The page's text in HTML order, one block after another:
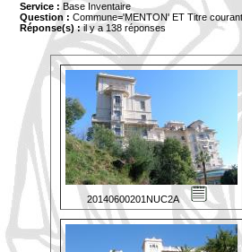
Service : Base Inventaire
Question : Commune='MENTON' ET Titre
Réponse(s) :il y a 138 réponses
20140600201NUC2A